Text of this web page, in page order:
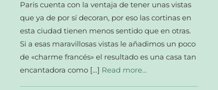
Paris cuenta con la ventaja de tener unas vistas
que ya de por sí decoran, por eso las cortinas en
esta ciudad tienen menos sentido que en otras.
Si a esas maravillosas vistas le añadimos un poco
de «charme francés» el resultado es una casa tan
encantadora como […] Read more…